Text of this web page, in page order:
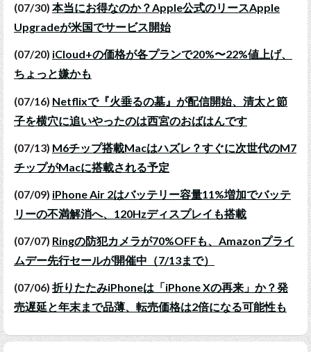
(07/30) 本当にお得なのか？Apple公式のリースApple
Upgradeが米国でサービス開始
(07/20) iCloud+の価格が各プランで20%〜22%値上げ、
ちょっと嫌かも
(07/16) Netflixで『火垂るの墓』が配信開始、清太と節
子を横穴に追いやったのは西宮のおばはんです
(07/13) M6チップ搭載Macはハズレ？すぐに次世代のM7
チップがMacに搭載される予定
(07/09) iPhone Air 2はバッテリー容量11%増加でバッテ
リーの不満解消へ、120Hzディスプレイも搭載
(07/07) Ringの防犯カメラが70%OFFも、Amazonプライ
ムデー先行セールが開催中（7/13まで）
(07/06) 折りたたみiPhoneは「iPhone Xの再来」か？発
売遅延と年末まで品薄、転売価格は2倍になる可能性も